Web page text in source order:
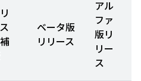
ベータ版
リリース
アル
ファ
版リ
リー
ス